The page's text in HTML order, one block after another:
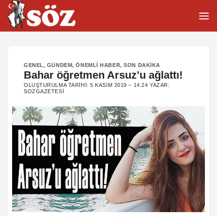
İçeriğe
atla
GENEL, GÜNDEM,ÖNEMLI HABER,SON DAKIKA
Bahar öğretmen Arsuz’u ağlattı!
OLUŞTURULMA TARIHI:5 KASIM 2019 – 14:24 YAZAR:
SOZGAZETESI